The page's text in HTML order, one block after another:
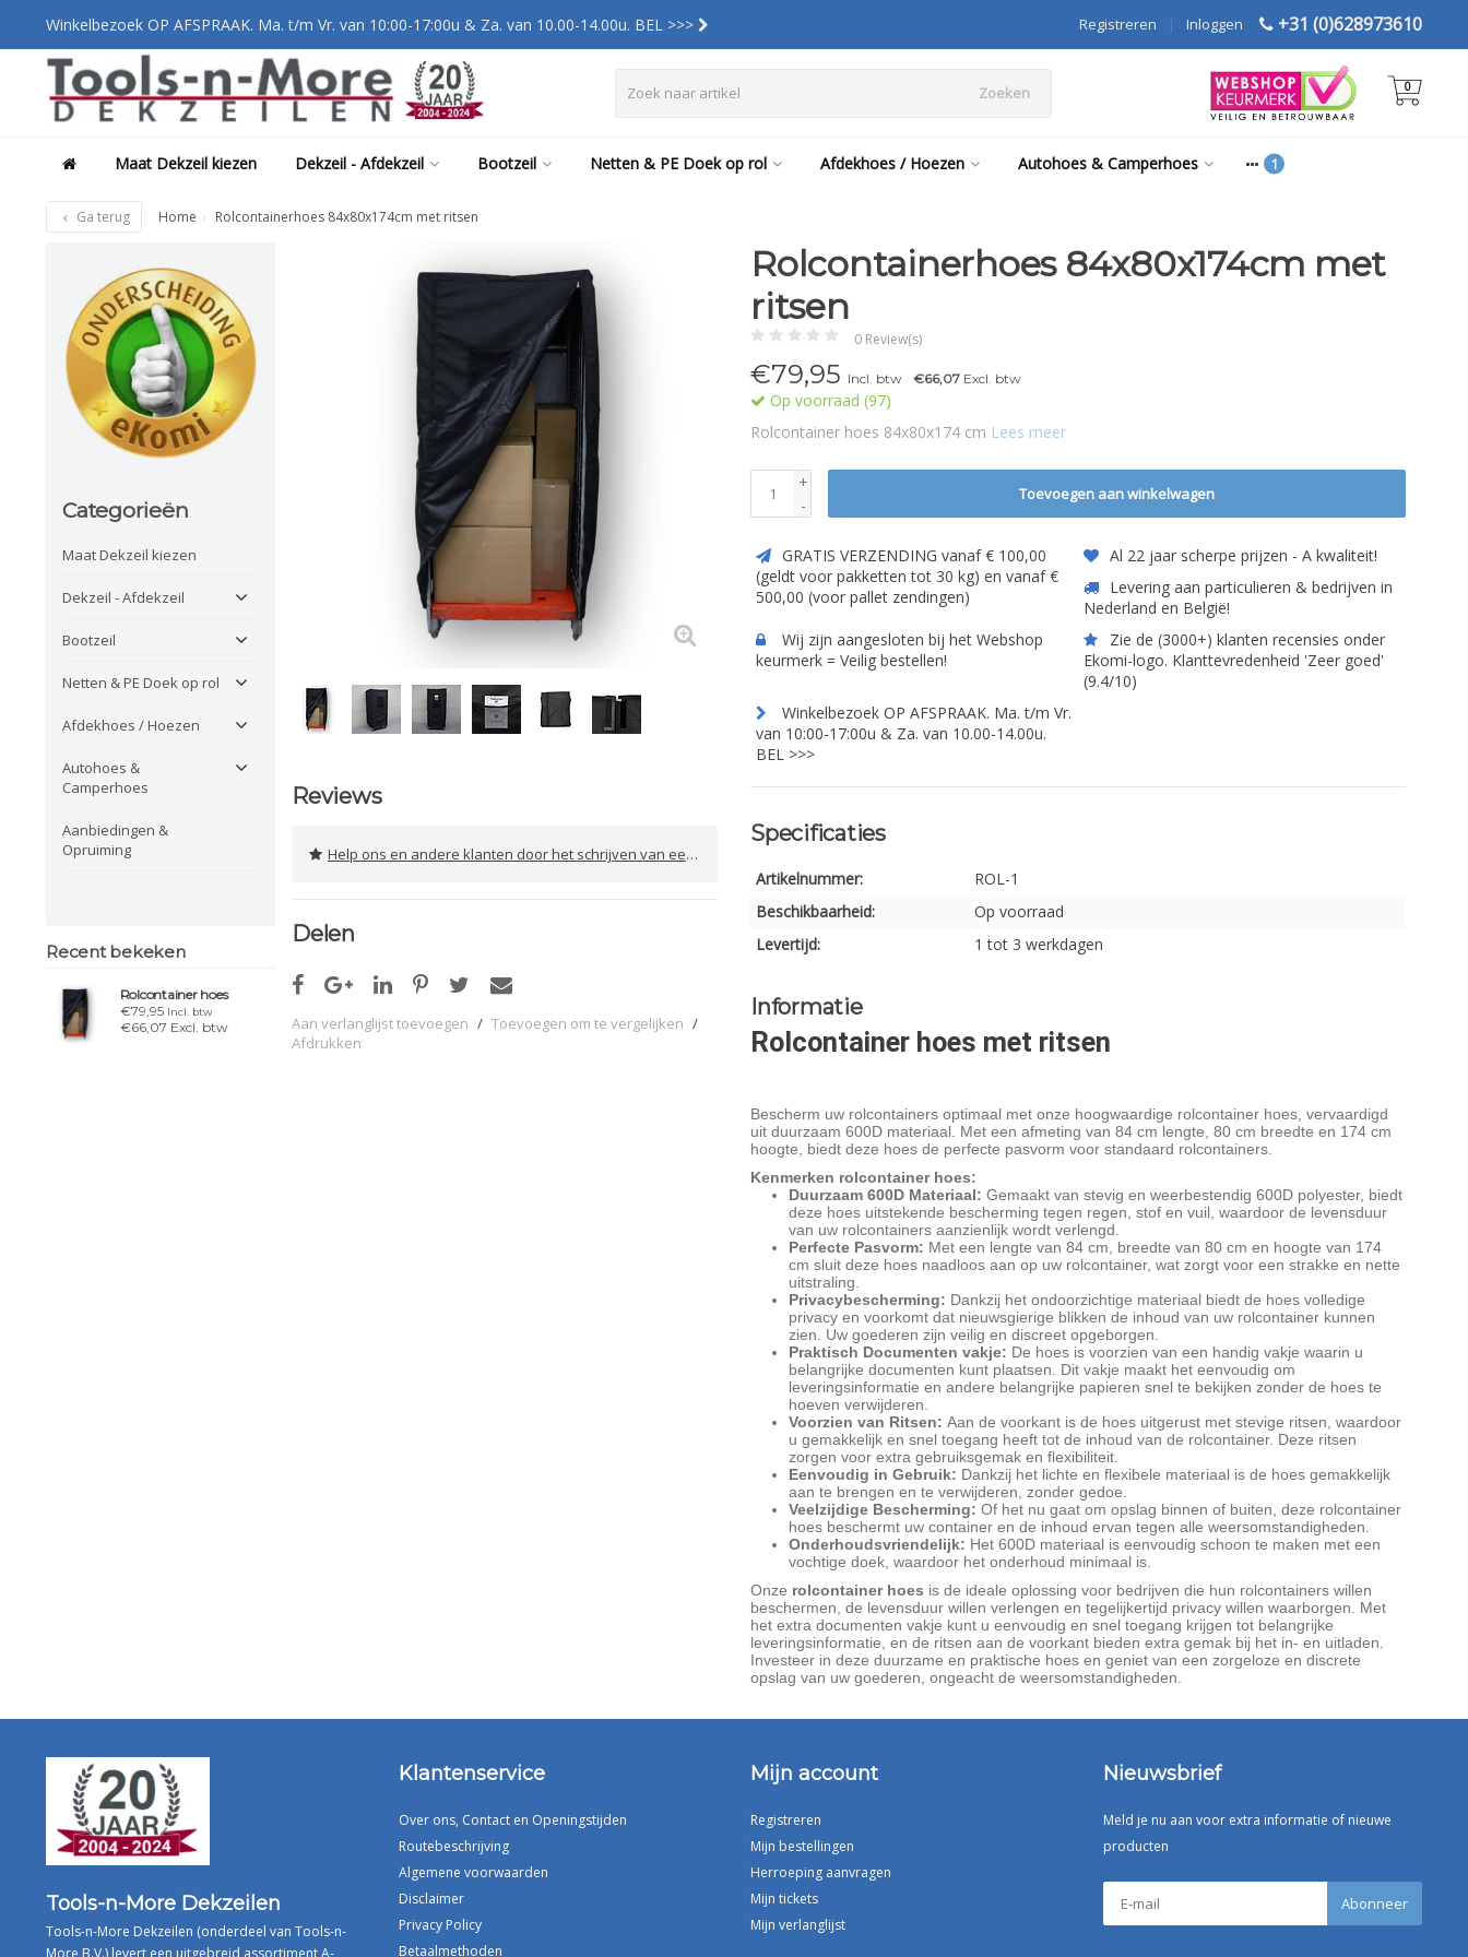
Winkelbezoek OP AFSPRAAK. Ma. t/m Vr. van 10:00-17:00u & Za. van 10.00-14.00u. BEL >>> +31 (0)628973610
Inloggen
|
Registreren
Zoeken 0
Maat Dekzeil kiezen Dekzeil - Afdekzeil Bootzeil Netten & PE Doek op rol Afdekhoes / Hoezen Autohoes & Camperhoes
Ga terug Home Rolcontainerhoes 84x80x174cm met ritsen
Categorieën
Maat Dekzeil kiezen
Dekzeil - Afdekzeil
Bootzeil
Netten & PE Doek op rol
Afdekhoes / Hoezen
Autohoes &
Camperhoes
Aanbiedingen &
Opruiming
Recent bekeken
Rolcontainer hoes
€79,95 Incl. btw
€66,07 Excl. btw
Reviews
Help ons en andere klanten door het schrijven van een review
Delen
Aan verlanglijst toevoegen / Toevoegen om te vergelijken /
Afdrukken
Rolcontainerhoes 84x80x174cm met
ritsen
0 Review(s)
€79,95 Incl. btw €66,07 Excl. btw
Op voorraad (97)
Rolcontainer hoes 84x80x174 cm Lees meer
+
-
Toevoegen aan winkelwagen
GRATIS VERZENDING vanaf € 100,00
(geldt voor pakketten tot 30 kg) en vanaf €
500,00 (voor pallet zendingen)
Al 22 jaar scherpe prijzen - A kwaliteit!
Levering aan particulieren & bedrijven in
Nederland en België!
Wij zijn aangesloten bij het Webshop
keurmerk = Veilig bestellen!
Zie de (3000+) klanten recensies onder
Ekomi-logo. Klanttevredenheid 'Zeer goed'
(9.4/10)
Winkelbezoek OP AFSPRAAK. Ma. t/m Vr.
van 10:00-17:00u & Za. van 10.00-14.00u.
BEL >>>
Specificaties
Artikelnummer:
ROL-1
Beschikbaarheid:
Op voorraad
Levertijd:
1 tot 3 werkdagen
Informatie
Rolcontainer hoes met ritsen
Bescherm uw rolcontainers optimaal met onze hoogwaardige rolcontainer hoes, vervaardigd
uit duurzaam 600D materiaal. Met een afmeting van 84 cm lengte, 80 cm breedte en 174 cm
hoogte, biedt deze hoes de perfecte pasvorm voor standaard rolcontainers.
Kenmerken rolcontainer hoes:
Duurzaam 600D Materiaal: Gemaakt van stevig en weerbestendig 600D polyester, biedt
deze hoes uitstekende bescherming tegen regen, stof en vuil, waardoor de levensduur
van uw rolcontainers aanzienlijk wordt verlengd.
Perfecte Pasvorm: Met een lengte van 84 cm, breedte van 80 cm en hoogte van 174
cm sluit deze hoes naadloos aan op uw rolcontainer, wat zorgt voor een strakke en nette
uitstraling.
Privacybescherming: Dankzij het ondoorzichtige materiaal biedt de hoes volledige
privacy en voorkomt dat nieuwsgierige blikken de inhoud van uw rolcontainer kunnen
zien. Uw goederen zijn veilig en discreet opgeborgen.
Praktisch Documenten vakje: De hoes is voorzien van een handig vakje waarin u
belangrijke documenten kunt plaatsen. Dit vakje maakt het eenvoudig om
leveringsinformatie en andere belangrijke papieren snel te bekijken zonder de hoes te
hoeven verwijderen.
Voorzien van Ritsen: Aan de voorkant is de hoes uitgerust met stevige ritsen, waardoor
u gemakkelijk en snel toegang heeft tot de inhoud van de rolcontainer. Deze ritsen
zorgen voor extra gebruiksgemak en flexibiliteit.
Eenvoudig in Gebruik: Dankzij het lichte en flexibele materiaal is de hoes gemakkelijk
aan te brengen en te verwijderen, zonder gedoe.
Veelzijdige Bescherming: Of het nu gaat om opslag binnen of buiten, deze rolcontainer
hoes beschermt uw container en de inhoud ervan tegen alle weersomstandigheden.
Onderhoudsvriendelijk: Het 600D materiaal is eenvoudig schoon te maken met een
vochtige doek, waardoor het onderhoud minimaal is.
Onze rolcontainer hoes is de ideale oplossing voor bedrijven die hun rolcontainers willen
beschermen, de levensduur willen verlengen en tegelijkertijd privacy willen waarborgen. Met
het extra documenten vakje kunt u eenvoudig en snel toegang krijgen tot belangrijke
leveringsinformatie, en de ritsen aan de voorkant bieden extra gemak bij het in- en uitladen.
Investeer in deze duurzame en praktische hoes en geniet van een zorgeloze en discrete
opslag van uw goederen, ongeacht de weersomstandigheden.
Tools-n-More Dekzeilen
Tools-n-More Dekzeilen (onderdeel van Tools-n-
Klantenservice
Over ons, Contact en Openingstijden
Routebeschrijving
Algemene voorwaarden
Disclaimer
Privacy Policy
Betaalmethoden
Mijn account
Registreren
Mijn bestellingen
Herroeping aanvragen
Mijn tickets
Mijn verlanglijst
Nieuwsbrief
Meld je nu aan voor extra informatie of nieuwe
producten
Abonneer